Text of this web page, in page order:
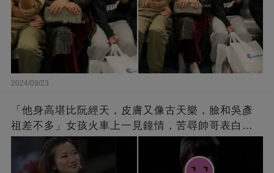
2024/09/23
「他身高堪比阮經天，皮膚又像古天樂，臉和吳彥
祖差不多」女孩火車上一見鐘情，苦尋帥哥表白，
最后卻尷尬不已